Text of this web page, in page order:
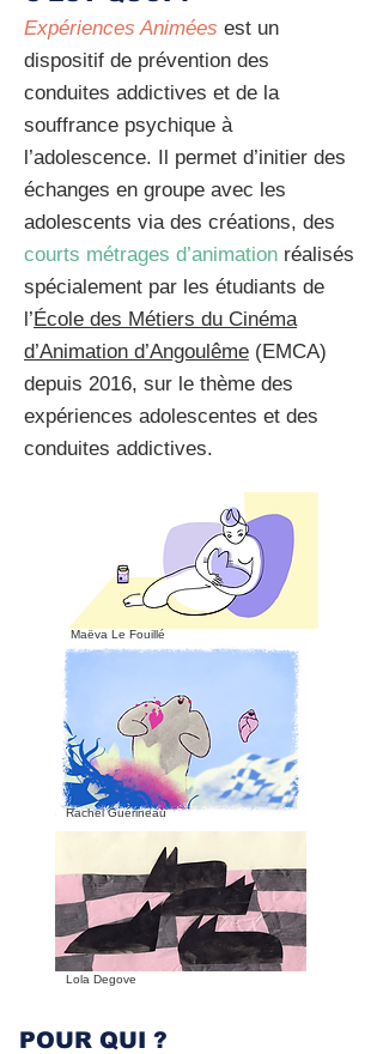
Expériences Animées est un
dispositif de prévention des
conduites addictives et de la
souffrance psychique à
l’adolescence. Il permet d’initier des
échanges en groupe avec les
adolescents via des créations, des
courts métrages d’animation réalisés
spécialement par les étudiants de
l’École des Métiers du Cinéma
d’Animation d’Angoulême (EMCA)
depuis 2016, sur le thème des
expériences adolescentes et des
conduites addictives.
Maëva Le Fouillé
Rachel Guérineau
Lola Degove
POUR QUI ?